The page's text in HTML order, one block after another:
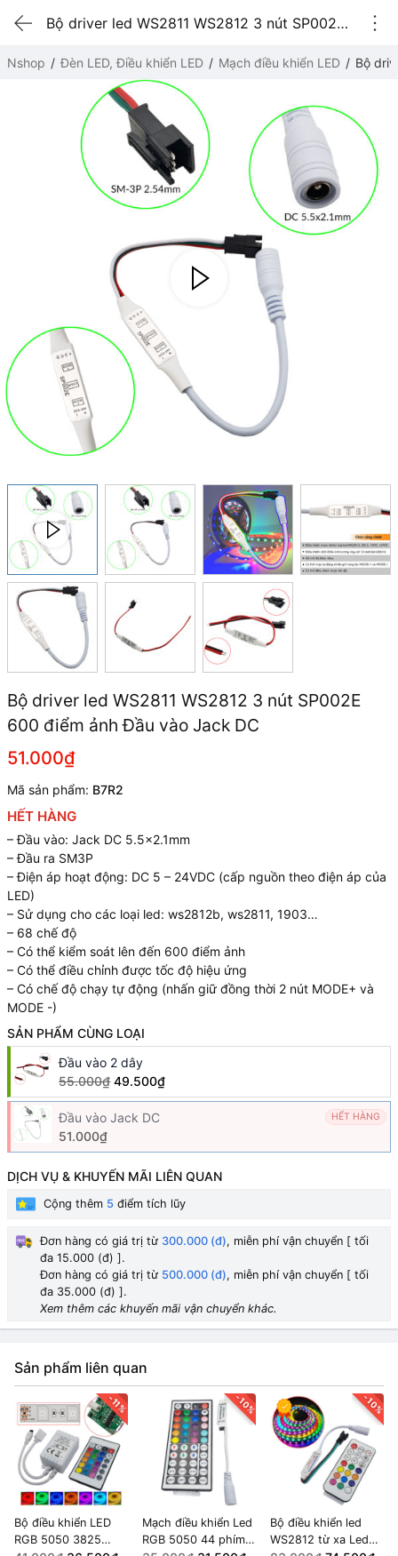
Bộ driver led WS2811 WS2812 3 nút SP002E 600 điểm ảnh Đầu vào Jack DC
Nshop Đèn LED, Điều khiển LED Mạch điều khiển LED Bộ
Bộ driver led WS2811 WS2812 3 nút SP002E
600 điểm ảnh Đầu vào Jack DC
51.000₫
Mã sản phẩm: B7R2
HẾT HÀNG
– Đầu vào: Jack DC 5.5×2.1mm
– Đầu ra SM3P
– Điện áp hoạt động: DC 5 – 24VDC (cấp nguồn theo điện áp của
LED)
– Sử dụng cho các loại led: ws2812b, ws2811, 1903…
– 68 chế độ
– Có thể kiểm soát lên đến 600 điểm ảnh
– Có thể điều chỉnh được tốc độ hiệu ứng
– Có chế độ chạy tự động (nhấn giữ đồng thời 2 nút MODE+ và
MODE -)
SẢN PHẨM CÙNG LOẠI
Đầu vào 2 dây
55.000₫ 49.500₫
Đầu vào Jack DC HẾT HÀNG
51.000₫
DỊCH VỤ & KHUYẾN MÃI LIÊN QUAN
Cộng thêm 5 điểm tích lũy
Đơn hàng có giá trị từ 300.000 (đ), miễn phí vận chuyển [ tối
đa 15.000 (đ) ].
Đơn hàng có giá trị từ 500.000 (đ), miễn phí vận chuyển [ tối
đa 35.000 (đ) ].
Xem thêm các khuyến mãi vận chuyển khác.
Sản phẩm liên quan
-11%
Bộ điều khiển LED
RGB 5050 3825
-10%
Mạch điều khiển Led
RGB 5050 44 phím
-10%
Bộ điều khiển led
WS2812 từ xa Led